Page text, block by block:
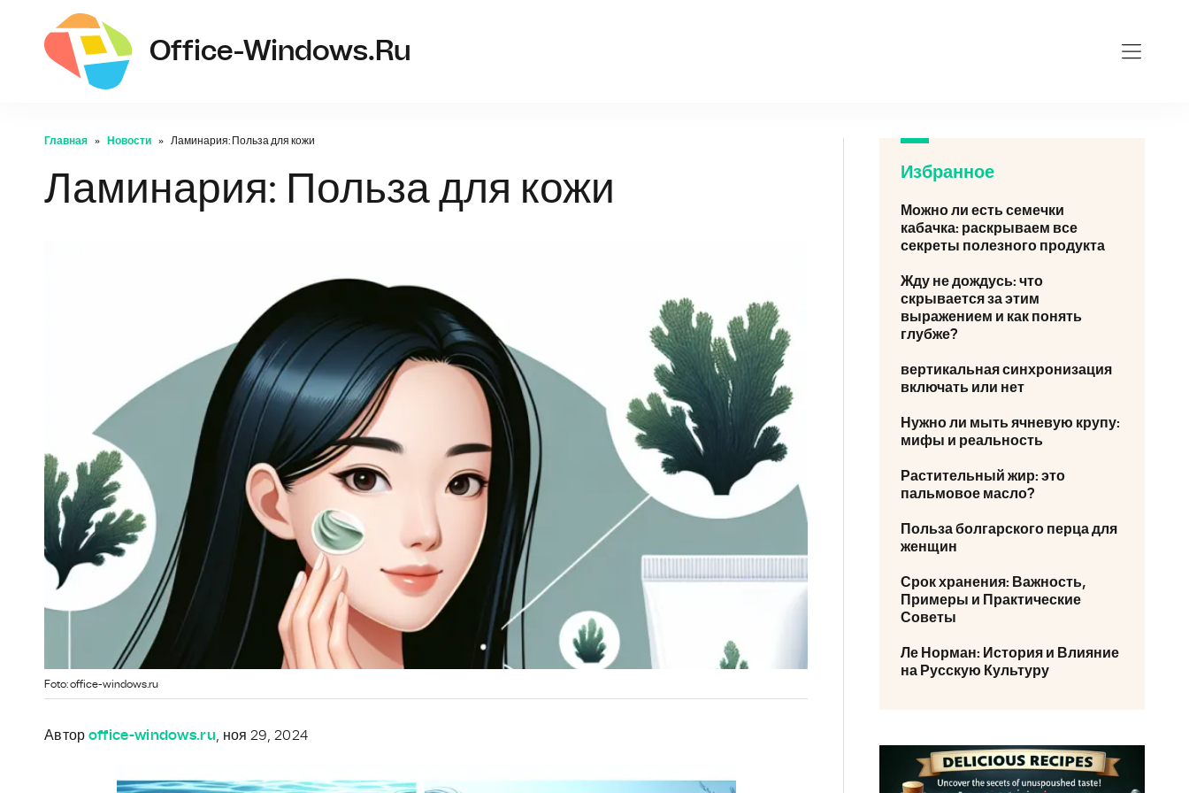
Office-Windows.ru
Главная Новости Ламинария: Польза для кожи
Ламинария: Польза для кожи
Foto: office-windows.ru
Автор office-windows.ru, ноя 29, 2024
Избранное
Можно ли есть семечки
кабачка: раскрываем все
секреты полезного продукта
Жду не дождусь: что
скрывается за этим
выражением и как понять
глубже?
вертикальная синхронизация
включать или нет
Нужно ли мыть ячневую крупу:
мифы и реальность
Растительный жир: это
пальмовое масло?
Польза болгарского перца для
женщин
Срок хранения: Важность,
Примеры и Практические
Советы
Ле Норман: История и Влияние
на Русскую Культуру